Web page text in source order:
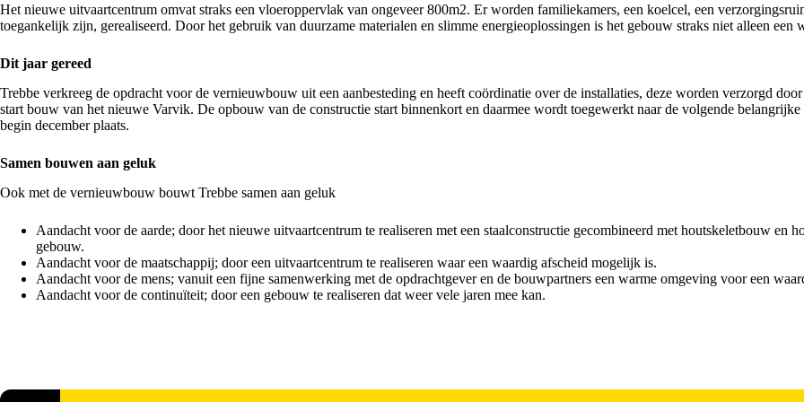
Het nieuwe uitvaartcentrum omvat straks een vloeroppervlak van ongeveer 800m2. Er worden familiekamers, een koelcel, een
toegankelijk zijn, gerealiseerd. Door het gebruik van duurzame materialen en slimme energieoplossingen is het gebouw straks niet alleen
Dit jaar gereed
Trebbe verkreeg de opdracht voor de vernieuwbouw uit een aanbesteding en heeft coördinatie over de installaties, deze worden verzorgd
start bouw van het nieuwe Varvik. De opbouw van de constructie start binnenkort en daarmee wordt toegewerkt naar de volgende
begin december plaats.
Samen bouwen aan geluk
Ook met de vernieuwbouw bouwt Trebbe samen aan geluk
Aandacht voor de aarde; door het nieuwe uitvaartcentrum te realiseren met een staalconstructie gecombineerd met houtskeletbouw en
gebouw.
Aandacht voor de maatschappij; door een uitvaartcentrum te realiseren waar een waardig afscheid mogelijk is.
Aandacht voor de mens; vanuit een fijne samenwerking met de opdrachtgever en de bouwpartners een warme omgeving voor een
Aandacht voor de continuïteit; door een gebouw te realiseren dat weer vele jaren mee kan.